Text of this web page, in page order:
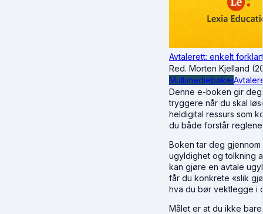
Avtalerett: enkelt forklart
Red. Morten Kjelland
Multimediebøker
Denne e-boken gir
tryggere når du skal
heldigital ressurs som
du både forstår
Boken tar deg
ugyldighet og tolkning
kan gjøre en avtale
får du konkrete «slik
hva du bør vektlegge i
Målet er at du ikke